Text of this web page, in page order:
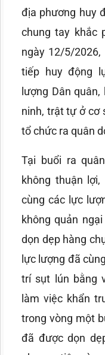
địa phương huy
chung tay khắc
ngày 12/5/
tiếp huy động
lượng Dân
ninh, trật tự ở cơ
tổ chức ra quân
Tại buổi ra
không thuận
cùng các lực
không quản
dọn dẹp hàng
lực lượng đã
trí sụt lún bằng
làm việc khẩn
trong vòng một
đã được dọn